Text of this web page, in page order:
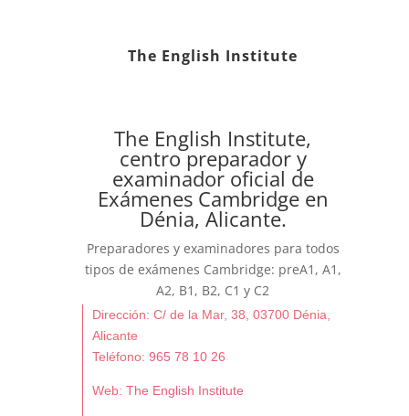
The English Institute
The English Institute,
centro preparador y
examinador oficial de
Exámenes Cambridge en
Dénia, Alicante.
Preparadores y examinadores para todos
tipos de exámenes Cambridge: preA1, A1,
A2, B1, B2, C1 y C2
Dirección: C/ de la Mar, 38, 03700 Dénia,
Alicante
Teléfono: 965 78 10 26
Web: The English Institute